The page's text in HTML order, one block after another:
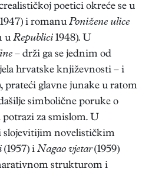
poetici okreće se u
i romanu Ponižene ulice
u Republici 1948). U
– drži ga se jednim od
hrvatske književnosti – i
prateći glavne junake u ratom
simbolične poruke o
za smislom. U
novelističkim
(1957) i Nagao vjetar(1959)
strukturom i